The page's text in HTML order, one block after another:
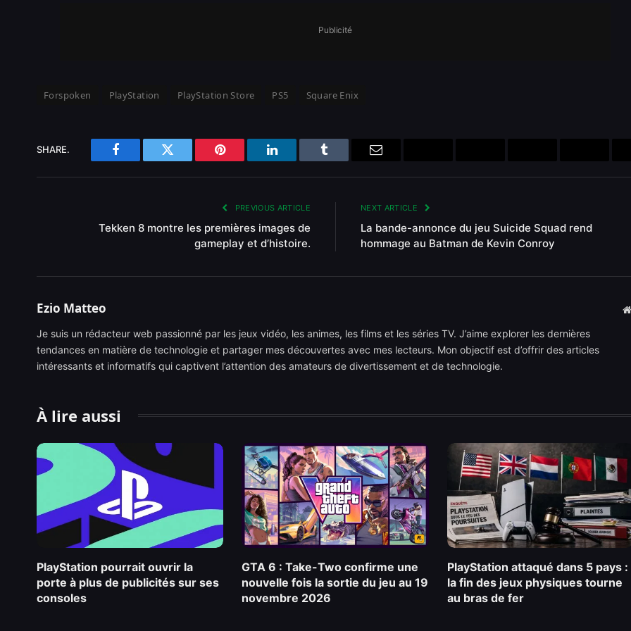
Publicité
Forspoken PlayStation PlayStation Store PS5 Square Enix
SHARE.
Facebook Twitter Pinterest LinkedIn Tumblr Email
PREVIOUS ARTICLE
Tekken 8 montre les premières images de
gameplay et d’histoire.
NEXT ARTICLE
La bande-annonce du jeu Suicide Squad rend
hommage au Batman de Kevin Conroy
Ezio Matteo
Je suis un rédacteur web passionné par les jeux vidéo, les animes, les films et les séries TV. J’aime explorer les dernières
tendances en matière de technologie et partager mes découvertes avec mes lecteurs. Mon objectif est d’offrir des articles
intéressants et informatifs qui captivent l’attention des amateurs de divertissement et de technologie.
À lire aussi
PlayStation pourrait ouvrir la
porte à plus de publicités sur ses
consoles
GTA 6 : Take-Two confirme une
nouvelle fois la sortie du jeu au 19
novembre 2026
PlayStation attaqué dans 5 pays :
la fin des jeux physiques tourne
au bras de fer